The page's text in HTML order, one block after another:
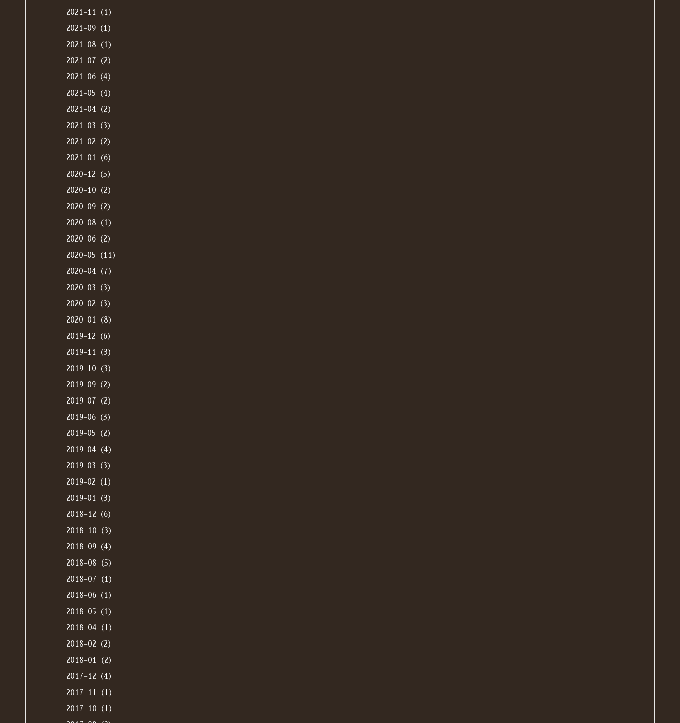
2021-11（1）
2021-09（1）
2021-08（1）
2021-07（2）
2021-06（4）
2021-05（4）
2021-04（2）
2021-03（3）
2021-02（2）
2021-01（6）
2020-12（5）
2020-10（2）
2020-09（2）
2020-08（1）
2020-06（2）
2020-05（11）
2020-04（7）
2020-03（3）
2020-02（3）
2020-01（8）
2019-12（6）
2019-11（3）
2019-10（3）
2019-09（2）
2019-07（2）
2019-06（3）
2019-05（2）
2019-04（4）
2019-03（3）
2019-02（1）
2019-01（3）
2018-12（6）
2018-10（3）
2018-09（4）
2018-08（5）
2018-07（1）
2018-06（1）
2018-05（1）
2018-04（1）
2018-02（2）
2018-01（2）
2017-12（4）
2017-11（1）
2017-10（1）